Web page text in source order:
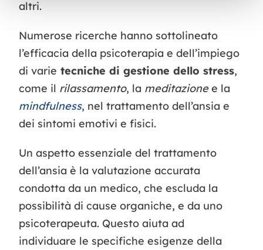
altri.
Numerose ricerche hanno sottolineato
l’efficacia della psicoterapia e dell’impiego
di varie tecniche di gestione dello stress,
come il rilassamento, la meditazionee la
mindfulness, nel trattamento dell’ansia e
dei sintomi emotivi e fisici.
Un aspetto essenziale del trattamento
dell’ansia è la valutazione accurata
condotta da un medico, che escluda la
possibilità di cause organiche, e da uno
psicoterapeuta. Questo aiuta ad
individuare le specifiche esigenze della